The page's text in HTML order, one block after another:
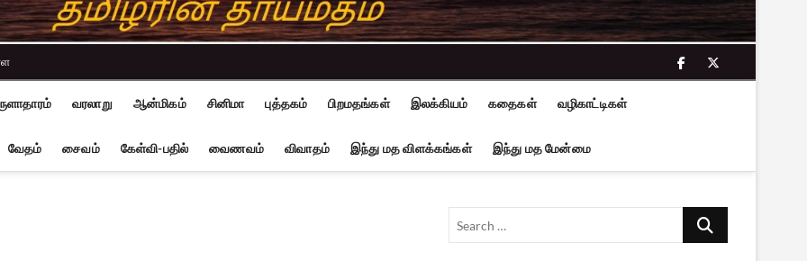
facebook
twitter
வரலாறு ஆன்மிகம் சினிமா புத்தகம் பிறமதங்கள் இலக்கியம் கதைகள் வழிகாட்டிகள்
வேதம் சைவம் கேள்வி-பதில் வைணவம் விவாதம் இந்து மத விளக்கங்கள் இந்து மத மேன்மை
Search